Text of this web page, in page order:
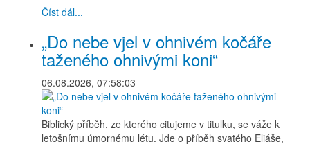
Číst dál...
„Do nebe vjel v ohnivém kočáře
taženého ohnivými koni“
06.08.2026, 07:58:03
Biblický příběh, ze kterého citujeme v titulku, se váže k
letošnímu úmornému létu. Jde o příběh svatého Eliáše,